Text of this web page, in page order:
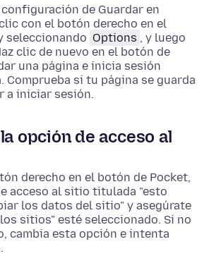
de Guardar en
con el botón derecho en el
seleccionando Options , y luego
clic de nuevo en el botón de
una página e inicia sesión
Comprueba si tu página se guarda
a iniciar sesión.
opción de acceso al
derecho en el botón de Pocket,
acceso al sitio titulada "esto
los datos del sitio" y asegúrate
sitios" esté seleccionado. Si no
cambia esta opción e intenta